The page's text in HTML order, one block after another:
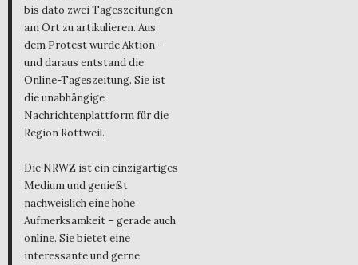
bis dato zwei Tageszeitungen
am Ort zu artikulieren. Aus
dem Protest wurde Aktion –
und daraus entstand die
Online-Tageszeitung. Sie ist
die unabhängige
Nachrichtenplattform für die
Region Rottweil.
Die NRWZ ist ein einzigartiges
Medium und genießt
nachweislich eine hohe
Aufmerksamkeit – gerade auch
online. Sie bietet eine
interessante und gerne